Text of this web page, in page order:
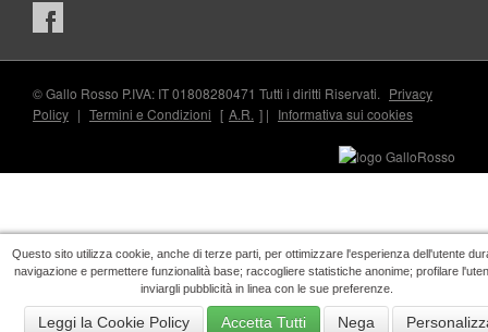
Questo sito utilizza cookie, anche di terze parti, per ottimizzare l'esperienza dell'utente
navigazione e permettere funzionalità base; raccogliere statistiche anonime; profilare
inviargli pubblicità in linea con le sue preferenze.
Leggi la Cookie Policy Accetta Tutti Nega
© Gallo Rosso P.IVA: IT 01808280471 Tutti i diritti Riservati. Privacy
Policy | Termini e Condizioni [ A.R. ] | Informativa sui cookies